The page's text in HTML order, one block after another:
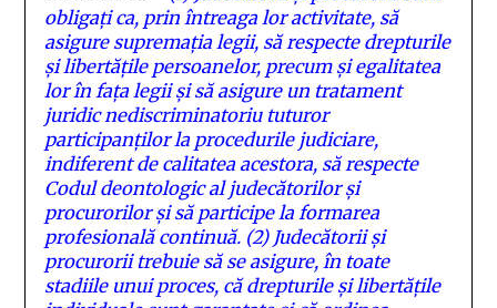
obligați ca, prin întreaga lor activitate, să
asigure supremația legii, să respecte drepturile
și libertățile persoanelor, precum și egalitatea
lor în fața legii și să asigure un tratament
juridic nediscriminatoriu tuturor
participanților la procedurile judiciare,
indiferent de calitatea acestora, să respecte
Codul deontologic al judecătorilor și
procurorilor și să participe la formarea
profesională continuă. (2) Judecătorii și
procurorii trebuie să se asigure, în toate
stadiile unui proces, că drepturile și libertățile